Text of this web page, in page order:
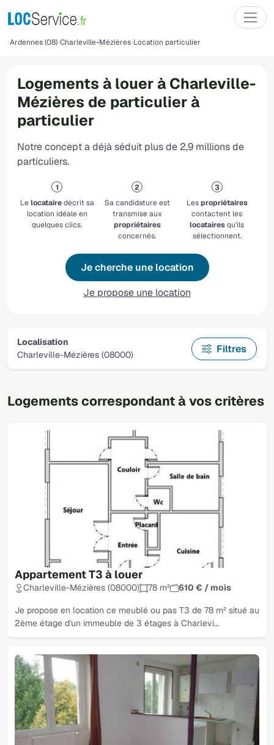
Ardennes (08) Charleville-Mézières Location particulier
Logements à louer à Charleville-
Mézières de particulier à
particulier
Notre concept a déjà séduit plus de 2,9 millions de
particuliers.
Lelocatairedécrit sa
location idéale en
quelques clics.
Sa candidature est
transmise aux
propriétaires
concernés.
Lespropriétaires
contactent les
locatairesqu'ils
sélectionnent.
Je cherche une location
Je propose une location
Localisation
Charleville-Mézières (08000)
Filtres
Logements correspondant à vos critères
Appartement T3 à louer
Charleville-Mézières (08000) 78 m² 610 € / mois
Je propose en location ce meublé ou pas T3 de 78 m² situé au
2ème étage d'un immeuble de 3 étages à Charlevi…